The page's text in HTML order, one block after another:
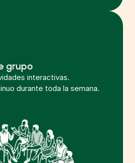
grupo
interactivas.
durante toda la semana.